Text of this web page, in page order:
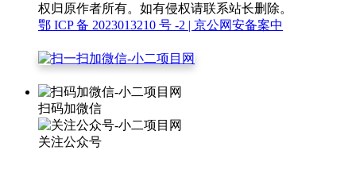
权归原作者所有。如有侵权请联系站长删除。
鄂 ICP 备 2023013210 号 -2 | 京公网安备案中
扫码加微信
关注公众号